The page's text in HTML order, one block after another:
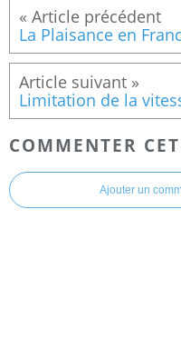
La Plaisance en
Limitation de la
COMMENTER
Ajouter un